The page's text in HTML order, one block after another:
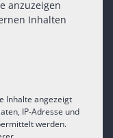
anzuzeigen
Inhalten
Inhalte angezeigt
IP-Adresse und
werden.